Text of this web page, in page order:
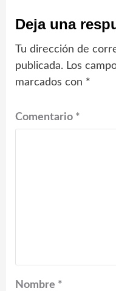
Deja una
Tu dirección de
publicada. Los
marcados con *
Comentario *
Nombre *